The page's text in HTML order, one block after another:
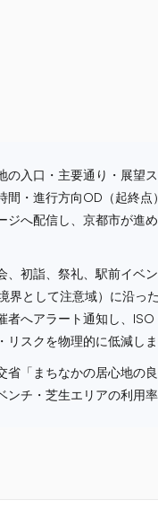
入口・主要通り・展望ス
・進行方向OD（起終点
へ配信し、京都市が進
、初詣、祭礼、駅前イベ
として注意域）に沿っ
者へアラート通知し、
スクを物理的に低減しま
省「まちなかの居心地の
チ・芝生エリアの利用